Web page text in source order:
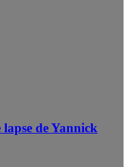
de Yannick